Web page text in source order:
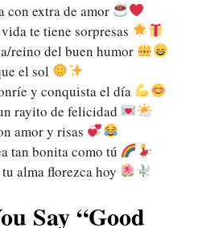
con extra de amor
te tiene sorpresas
reino del buen humor
el sol
y conquista el día
rayito de felicidad
amor y risas
tan bonita como tú
alma florezca hoy
Say “Good